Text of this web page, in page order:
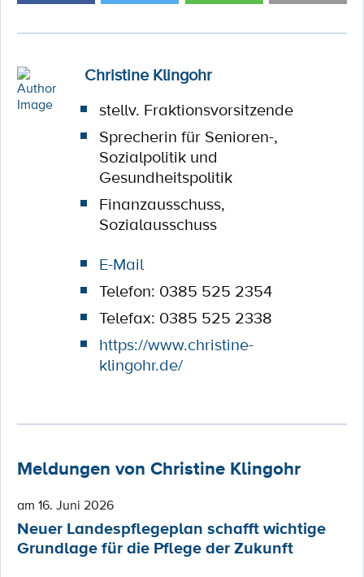
Christine Klingohr
stellv. Fraktionsvorsitzende
Sprecherin für Senioren-,
Sozialpolitik und
Gesundheitspolitik
Finanzausschuss,
Sozialausschuss
E-Mail
Telefon: 0385 525 2354
Telefax: 0385 525 2338
https://www.christine-
klingohr.de/
Meldungen von Christine Klingohr
am 16. Juni 2026
Neuer Landespflegeplan schafft wichtige
Grundlage für die Pflege der Zukunft